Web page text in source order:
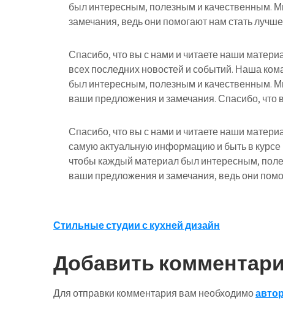
был интересным, полезным и качественным.
замечания, ведь они помогают нам стать
Спасибо, что вы с нами и читаете наши
всех последних новостей и событий. Наша
был интересным, полезным и качественным.
ваши предложения и замечания. Спасибо, что
Спасибо, что вы с нами и читаете наши
самую актуальную информацию и быть в
чтобы каждый материал был интересным,
ваши предложения и замечания, ведь они
Навигация
по
записям
Стильные студии с кухней дизайн
Добавить
Для отправки комментария вам необходимо